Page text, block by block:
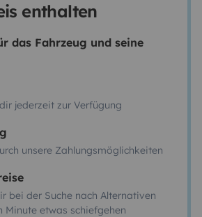
enthalten
das Fahrzeug und seine
jederzeit zur Verfügung
unsere Zahlungsmöglichkeiten
bei der Suche nach Alternativen
Minute etwas schiefgehen